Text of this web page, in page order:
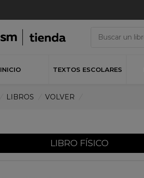
INICIO TEXTOS ESCOLARES
LIBROS VOLVER
LIBRO FÍSICO